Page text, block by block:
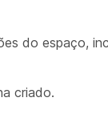
do espaço,
criado.